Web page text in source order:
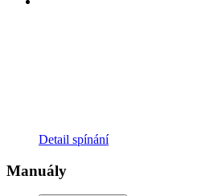
Detail spínání
Manuály